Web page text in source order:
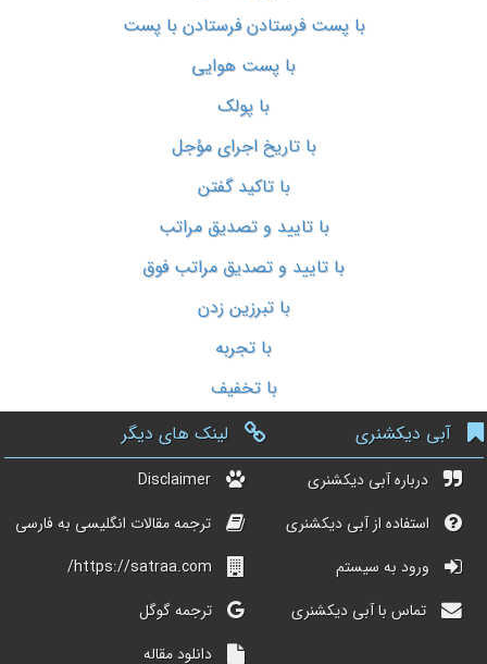
با پست فرستادن فرستادن با پست
با پست هوایی
با پولک
با تاریخ اجرای مؤجل
با تاکید گفتن
با تایید و تصدیق مراتب
با تایید و تصدیق مراتب فوق
با تبرزین زدن
با تجربه
با تخفیف
آبی دیکشنری
درباره آبی دیکشنری
استفاده از آبی دیکشنری
ورود به سیستم
تماس با آبی دیکشنری
لینک های دیگر
Disclaimer
ترجمه مقالات انگلیسی به فارسی
https://satraa.com/
ترجمه گوگل
دانلود مقاله